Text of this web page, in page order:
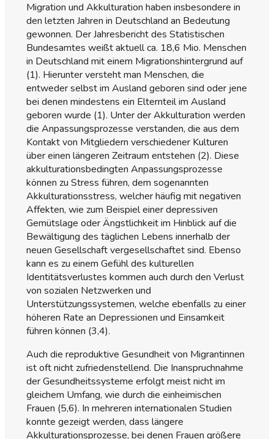
Migration und Akkulturation haben insbesondere in
den letzten Jahren in Deutschland an Bedeutung
gewonnen. Der Jahresbericht des Statistischen
Bundesamtes weißt aktuell ca. 18,6 Mio. Menschen
in Deutschland mit einem Migrationshintergrund auf
(1). Hierunter versteht man Menschen, die
entweder selbst im Ausland geboren sind oder jene
bei denen mindestens ein Elternteil im Ausland
geboren wurde (1). Unter der Akkulturation werden
die Anpassungsprozesse verstanden, die aus dem
Kontakt von Mitgliedern verschiedener Kulturen
über einen längeren Zeitraum entstehen (2). Diese
akkulturationsbedingten Anpassungsprozesse
können zu Stress führen, dem sogenannten
Akkulturationsstress, welcher häufig mit negativen
Affekten, wie zum Beispiel einer depressiven
Gemütslage oder Ängstlichkeit im Hinblick auf die
Bewältigung des täglichen Lebens innerhalb der
neuen Gesellschaft vergesellschaftet sind. Ebenso
kann es zu einem Gefühl des kulturellen
Identitätsverlustes kommen auch durch den Verlust
von sozialen Netzwerken und
Unterstützungssystemen, welche ebenfalls zu einer
höheren Rate an Depressionen und Einsamkeit
führen können (3,4).
Auch die reproduktive Gesundheit von Migrantinnen
ist oft nicht zufriedenstellend. Die Inanspruchnahme
der Gesundheitssysteme erfolgt meist nicht im
gleichem Umfang, wie durch die einheimischen
Frauen (5,6). In mehreren internationalen Studien
konnte gezeigt werden, dass längere
Akkulturationsprozesse, bei denen Frauen größere